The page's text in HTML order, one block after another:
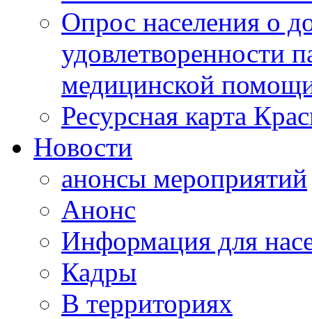
Опрос населения о
удовлетворенности
медицинской
Ресурсная карта
Новости
анонсы мероприятий
Анонс
Информация для
Кадры
В территориях